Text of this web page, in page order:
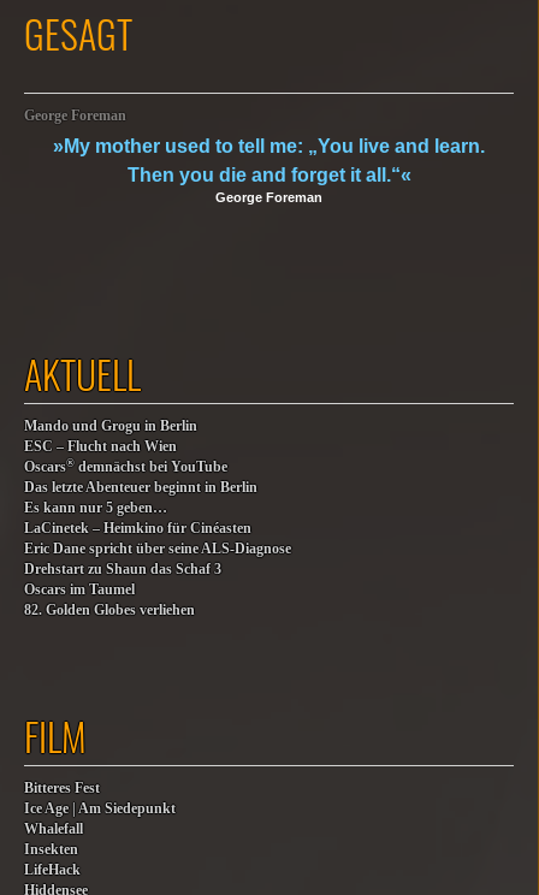
GESAGT
George Foreman
»My mother used to tell me: „You live and learn.
Then you die and forget it all.“«
George Foreman
AKTUELL
Mando und Grogu in Berlin
ESC – Flucht nach Wien
Oscars® demnächst bei YouTube
Das letzte Abenteuer beginnt in Berlin
Es kann nur 5 geben…
LaCinetek – Heimkino für Cinéasten
Eric Dane spricht über seine ALS-Diagnose
Drehstart zu Shaun das Schaf 3
Oscars im Taumel
82. Golden Globes verliehen
FILM
Bitteres Fest
Ice Age | Am Siedepunkt
Whalefall
Insekten
LifeHack
Hiddensee